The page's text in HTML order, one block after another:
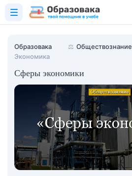
Образовака ⚖️ Обществознание
Экономика
Сферы экономики